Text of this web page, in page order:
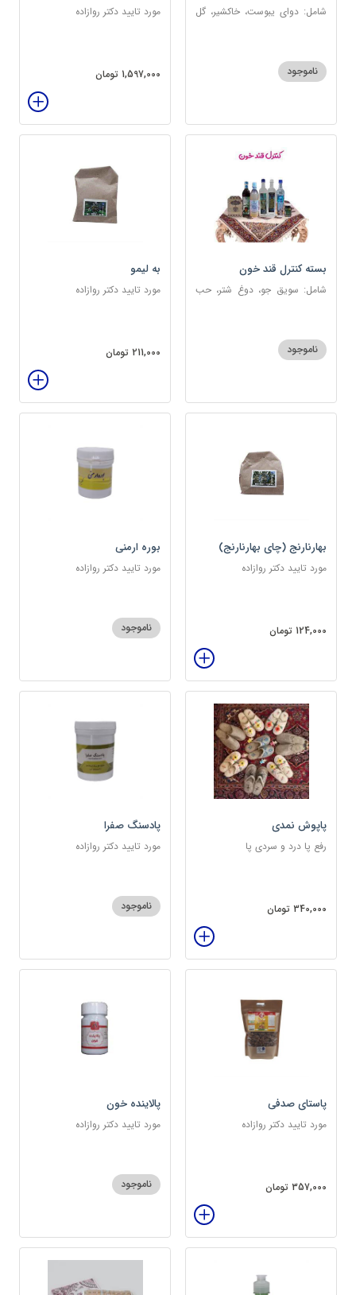
شامل: دوای یبوست، خاکشیر، گل
ناموجود
مورد تایید دکتر روازاده
1,597,000 تومان
بسته کنترل قند خون
شامل: سویق جو، دوغ شتر، حب
عسلی-عنصلی
ناموجود
به لیمو
مورد تایید دکتر روازاده
211,000 تومان
بهارنارنج (چای بهارنارنج)
مورد تایید دکتر روازاده
124,000 تومان
بوره ارمنی
مورد تایید دکتر روازاده
ناموجود
پاپوش نمدی
رفع پا درد و سردی پا
340,000 تومان
پادسنگ صفرا
مورد تایید دکتر روازاده
ناموجود
پاستای صدفی
مورد تایید دکتر روازاده
357,000 تومان
پالاینده خون
مورد تایید دکتر روازاده
ناموجود